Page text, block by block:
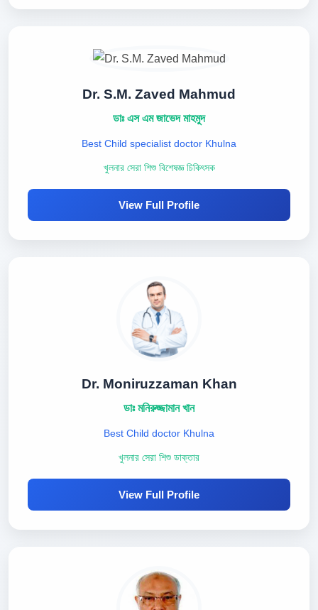
Dr. S.M. Zaved Mahmud
ডাঃ এস এম জাভেদ মাহমুদ
Best Child specialist doctor Khulna
খুলনার সেরা শিশু বিশেষজ্ঞ চিকিৎসক
View Full Profile
Dr. Moniruzzaman Khan
ডাঃ মনিরুজ্জামান খান
Best Child doctor Khulna
খুলনার সেরা শিশু ডাক্তার
View Full Profile